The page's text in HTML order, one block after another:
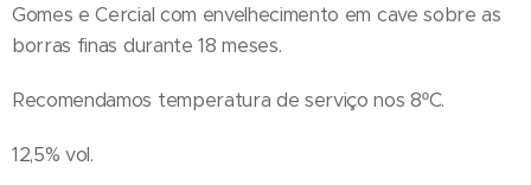
Gomes e Cercial com envelhecimento em cave sobre as
borras finas durante 18 meses.
Recomendamos temperatura de serviço nos 8ºC.
12,5% vol.